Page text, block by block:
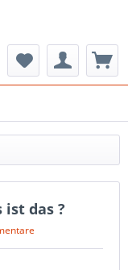
das ?